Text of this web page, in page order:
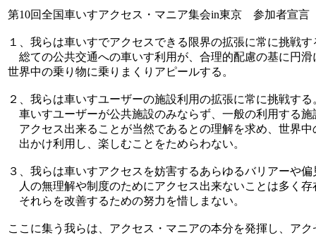
第10回全国車いすアクセス・マニア集会in東京 参加者宣言
１、我らは車いすでアクセスできる限界の拡張に常に挑戦す
総ての公共交通への車いす利用が、合理的配慮の基に円滑
世界中の乗り物に乗りまくりアピールする。
２、我らは車いすユーザーの施設利用の拡張に常に挑戦する
車いすユーザーが公共施設のみならず、一般の利用する施
アクセス出来ることが当然であるとの理解を求め、世界中
出かけ利用し、楽しむことをためらわない。
３、我らは車いすアクセスを妨害するあらゆるバリアーや
人の無理解や制度のためにアクセス出来ないことは多く存
それらを改善するための努力を惜しまない。
ここに集う我らは、アクセス・マニアの本分を発揮し、ア